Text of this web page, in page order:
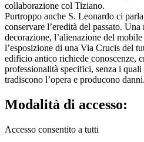
collaborazione col Tiziano.
Purtroppo anche S. Leonardo ci
conservare l’eredità del passato.
decorazione, l’alienazione del mobile
l’esposizione di una Via Crucis del
edificio antico richiede conoscenze,
professionalità specifici, senza i
tradiscono l’opera e producono danni.
Modalità di accesso:
Accesso consentito a tutti